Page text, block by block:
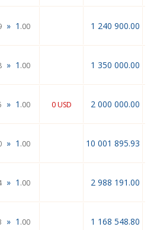
» 1 .00 1 240 900.00
» 1 .00 1 350 000.00
» 1 .00 0 USD 2 000 000.00
» 1 .00 10 001 895.93
» 1 .00 2 988 191.00
» 1 .00 1 168 548.80